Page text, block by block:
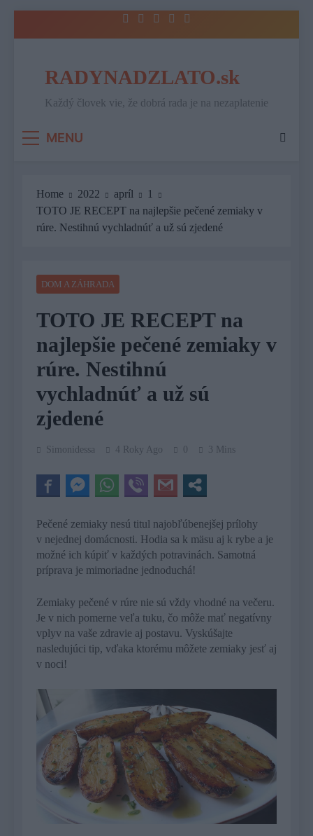
RADYNADZLATO.sk
Každý človek vie, že dobrá rada je na nezaplatenie
MENU
Home 2022 apríl
1
TOTO JE RECEPT na najlepšie pečené zemiaky v
rúre. Nestihnú vychladnúť a už sú zjedené
DOM A ZÁHRADA
TOTO JE RECEPT na
najlepšie pečené zemiaky v
rúre. Nestihnú
vychladnúť a už sú
zjedené
Simonidessa 4 Roky Ago 0 3 Mins
Pečené zemiaky nesú titul najobľúbenejšej prílohy
v nejednej domácnosti. Hodia sa k mäsu aj k rybe a je
možné ich kúpiť v každých potravinách. Samotná
príprava je mimoriadne jednoduchá!
Zemiaky pečené v rúre nie sú vždy vhodné na večeru.
Je v nich pomerne veľa tuku, čo môže mať negatívny
vplyv na vaše zdravie aj postavu. Vyskúšajte
nasledujúci tip, vďaka ktorému môžete zemiaky jesť aj
v noci!